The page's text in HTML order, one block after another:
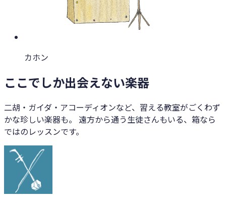
カホン
ここでしか出会えない楽器
二胡・ガイダ・アコーディオンなど、習える教室がごくわず
かな珍しい楽器も。 遠方から通う生徒さんもいる、箱なら
ではのレッスンです。